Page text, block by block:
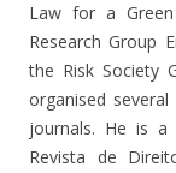
Law for a
Research Group
the Risk Society
organised
journals. He is
Revista de